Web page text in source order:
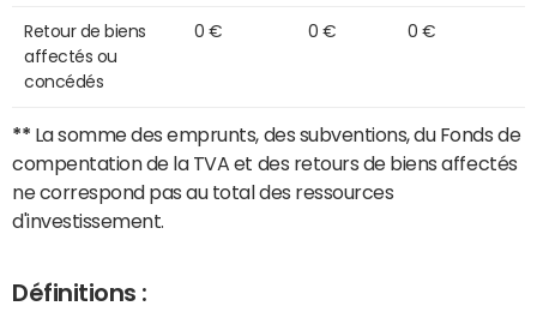
Retour de biens
affectés ou
concédés
0 € 0 € 0 €
** La somme des emprunts, des subventions, du Fonds de
compentation de la TVA et des retours de biens affectés
ne correspond pas au total des ressources
d'investissement.
Définitions :